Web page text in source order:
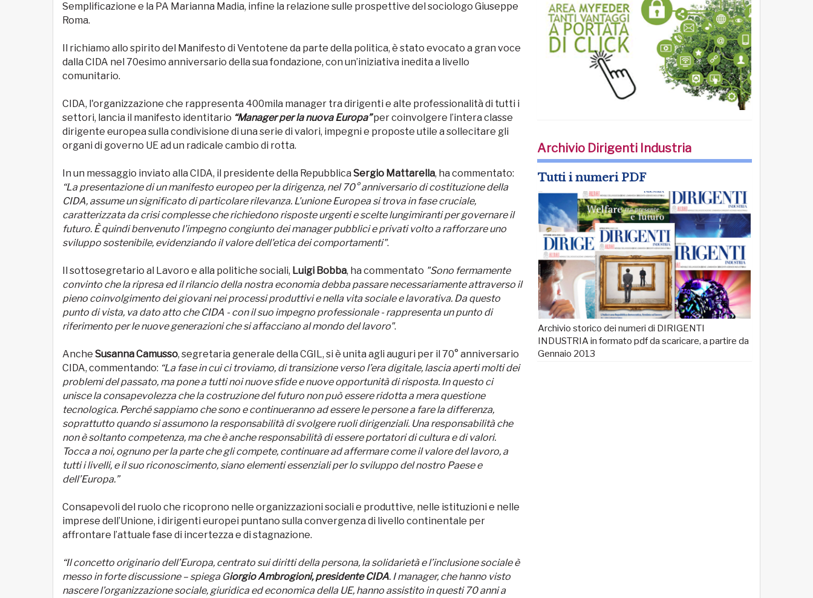
Semplificazione e la PA Marianna Madia, infine la relazione sulle prospettive del sociologo Giuseppe
Roma.
Il richiamo allo spirito del Manifesto di Ventotene da parte della politica, è stato evocato a gran voce
dalla CIDA nel 70esimo anniversario della sua fondazione, con un’iniziativa inedita a livello
comunitario.
CIDA, l'organizzazione che rappresenta 400mila manager tra dirigenti e alte professionalità di tutti i
settori, lancia il manifesto identitario “Manager per la nuova Europa”per coinvolgere l’intera classe
dirigente europea sulla condivisione di una serie di valori, impegni e proposte utile a sollecitare gli
organi di governo UE ad un radicale cambio di rotta.
In un messaggio inviato alla CIDA, il presidente della Repubblica Sergio Mattarella, ha commentato:
“La presentazione di un manifesto europeo per la dirigenza, nel 70° anniversario di costituzione della
CIDA, assume un significato di particolare rilevanza. L'unione Europea si trova in fase cruciale,
caratterizzata da crisi complesse che richiedono risposte urgenti e scelte lungimiranti per governare il
futuro. È quindi benvenuto l'impegno congiunto dei manager pubblici e privati volto a rafforzare uno
sviluppo sostenibile, evidenziando il valore dell'etica dei comportamenti".
Il sottosegretario al Lavoro e alla politiche sociali, Luigi Bobba, ha commentato "Sono fermamente
convinto che la ripresa ed il rilancio della nostra economia debba passare necessariamente attraverso il
pieno coinvolgimento dei giovani nei processi produttivi e nella vita sociale e lavorativa. Da questo
punto di vista, va dato atto che CIDA - con il suo impegno professionale - rappresenta un punto di
riferimento per le nuove generazioni che si affacciano al mondo del lavoro".
Anche Susanna Camusso, segretaria generale della CGIL, si è unita agli auguri per il 70° anniversario
CIDA, commentando: “La fase in cui ci troviamo, di transizione verso l’era digitale, lascia aperti molti dei
problemi del passato, ma pone a tutti noi nuove sfide e nuove opportunità di risposta. In questo ci
unisce la consapevolezza che la costruzione del futuro non può essere ridotta a mera questione
tecnologica. Perché sappiamo che sono e continueranno ad essere le persone a fare la differenza,
soprattutto quando si assumono la responsabilità di svolgere ruoli dirigenziali. Una responsabilità che
non è soltanto competenza, ma che è anche responsabilità di essere portatori di cultura e di valori.
Tocca a noi, ognuno per la parte che gli compete, continuare ad affermare come il valore del lavoro, a
tutti i livelli, e il suo riconoscimento, siano elementi essenziali per lo sviluppo del nostro Paese e
dell’Europa.”
Consapevoli del ruolo che ricoprono nelle organizzazioni sociali e produttive, nelle istituzioni e nelle
imprese dell’Unione, i dirigenti europei puntano sulla convergenza di livello continentale per
affrontare l’attuale fase di incertezza e di stagnazione.
“Il concetto originario dell’Europa, centrato sui diritti della persona, la solidarietà e l’inclusione sociale è
messo in forte discussione – spiega Giorgio Ambrogioni, presidente CIDA. I manager, che hanno visto
nascere l’organizzazione sociale, giuridica ed economica della UE, hanno assistito in questi 70 anni a
Archivio Dirigenti Industria
Tutti i numeri PDF
Archivio storico dei numeri di DIRIGENTI
INDUSTRIA in formato pdf da scaricare, a partire da
Gennaio 2013